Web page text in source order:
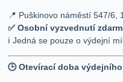
📍 Puškinovo náměstí 547/6,
✅ Osobní vyzvednutí
ℹ️ Jedná se pouze o výdejní
🕒 Otevírací doba